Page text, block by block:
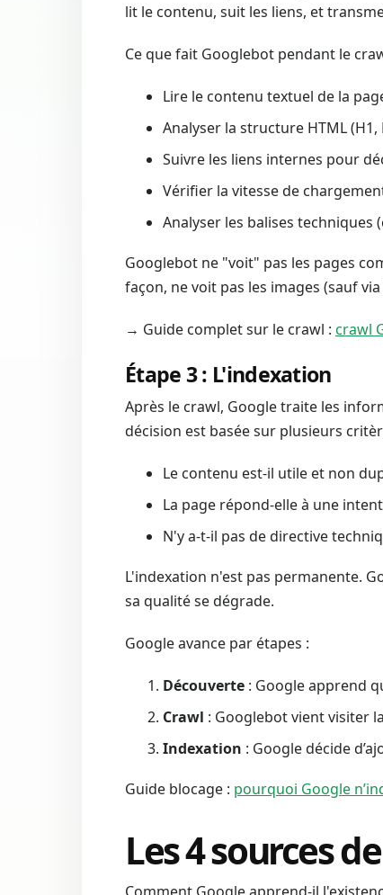
lit le contenu, suit les liens, et
Ce que fait Googlebot pendant le
Lire le contenu textuel de la
Analyser la structure HTML (H1,
Suivre les liens internes pour
Vérifier la vitesse de
Analyser les balises techniques
Googlebot ne "voit" pas les pages
façon, ne voit pas les images (sauf
→ Guide complet sur le crawl : crawl
Étape 3 : L'indexation
Après le crawl, Google traite les
décision est basée sur plusieurs
Le contenu est-il utile et non
La page répond-elle à une
N'y a-t-il pas de directive
L'indexation n'est pas permanente.
sa qualité se dégrade.
Google avance par étapes :
Découverte : Google apprend
Crawl : Googlebot vient visiter
Indexation : Google décide
Guide blocage : pourquoi Google
Les 4 sources